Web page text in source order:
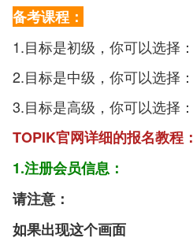
备考课程：
1.目标是初级，你可以选择：
2.目标是中级，你可以选择：
3.目标是高级，你可以选择：
TOPIK官网详细的报名教程：
1.注册会员信息：
请注意：
如果出现这个画面